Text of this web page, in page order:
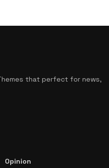
that perfect for news,
Opinion